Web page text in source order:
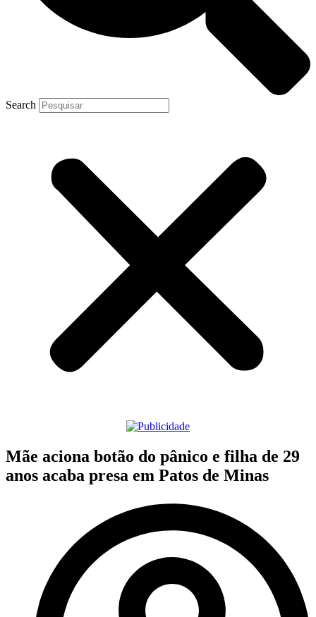
Search
Mãe aciona botão do pânico e filha de 29
anos acaba presa em Patos de Minas